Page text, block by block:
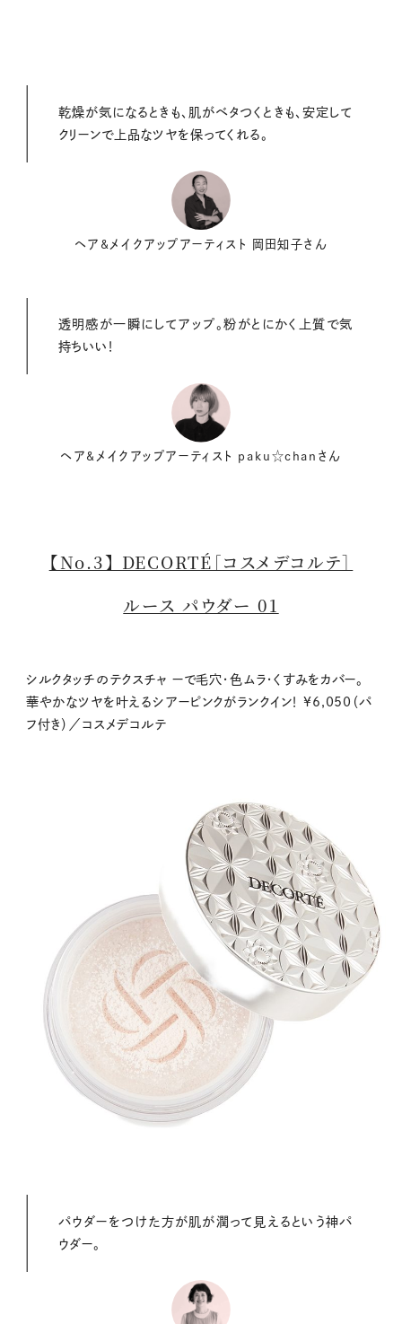
乾燥が気になるときも、肌がベタつくときも、安定して
クリーンで上品なツヤを保ってくれる。
ヘア&メイクアップアーティスト 岡田知子さん
透明感が一瞬にしてアップ。粉がとにかく上質で気
持ちいい！
ヘア&メイクアップアーティスト paku☆chanさん
【No.3】 DECORTÉ［コスメデコルテ］
ルース パウダー 01
シルクタッチのテクスチャ ーで毛穴・色ムラ・くすみをカバー。
華やかなツヤを叶えるシアーピンクがランクイン！ ¥6,050（パ
フ付き）／コスメデコルテ
パウダーをつけた方が肌が潤って見えるという神パ
ウダー。